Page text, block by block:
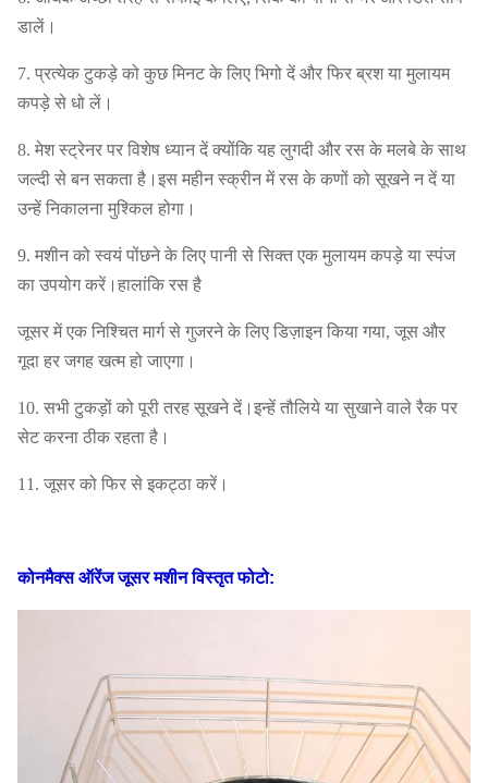
डालें।
7. प्रत्येक टुकड़े को कुछ मिनट के लिए भिगो दें और फिर ब्रश या मुलायम
कपड़े से धो लें।
8. मेश स्ट्रेनर पर विशेष ध्यान दें क्योंकि यह लुगदी और रस के मलबे के साथ
जल्दी से बन सकता है।इस महीन स्क्रीन में रस के कणों को सूखने न दें या
उन्हें निकालना मुश्किल होगा।
9. मशीन को स्वयं पोंछने के लिए पानी से सिक्त एक मुलायम कपड़े या स्पंज
का उपयोग करें।हालांकि रस है
जूसर में एक निश्चित मार्ग से गुजरने के लिए डिज़ाइन किया गया, जूस और
गूदा हर जगह खत्म हो जाएगा।
10. सभी टुकड़ों को पूरी तरह सूखने दें।इन्हें तौलिये या सुखाने वाले रैक पर
सेट करना ठीक रहता है।
11. जूसर को फिर से इकट्ठा करें।
कोनमैक्स ऑरेंज जूसर मशीन विस्तृत फोटो: